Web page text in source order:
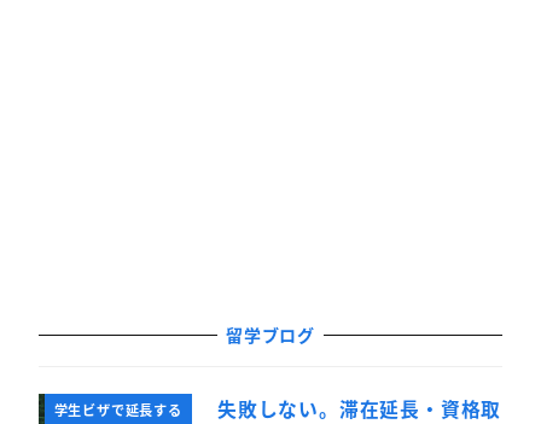
留学ブログ
学生ビザで延長する
失敗しない。滞在延長・資格取